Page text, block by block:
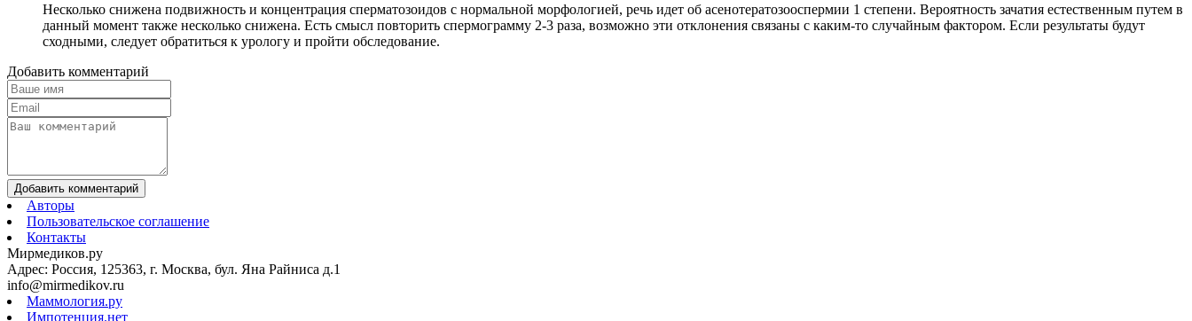
Несколько снижена подвижность и концентрация сперматозоидов с нормальной морфологией, речь идет об асенотератозооспермии 1 степени. Вероятность зачатия естественным путем в
данный момент также несколько снижена. Есть смысл повторить спермограмму 2-3 раза, возможно эти отклонения связаны с каким-то случайным фактором. Если результаты будут
сходными, следует обратиться к урологу и пройти обследование.
Добавить комментарий
Добавить комментарий
Авторы
Пользовательское соглашение
Контакты
Мирмедиков.ру
Адрес: Россия, 125363, г. Москва, бул. Яна Райниса д.1
info@mirmedikov.ru
Маммология.ру
Импотенция.нет